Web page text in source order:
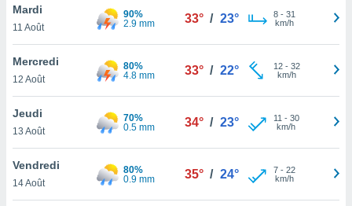
le
ainsi
un
la
du
Mardi
11 Août
90%
2.9 mm
33° / 23° 8- 31
km/h
Mercredi
12 Août
80%
4.8 mm
33° / 22° 12- 32
km/h
Jeudi
13 Août
70%
0.5 mm
34° / 23° 11 - 30
km/h
Vendredi
14 Août
80%
0.9 mm
35° / 24° 7- 22
km/h